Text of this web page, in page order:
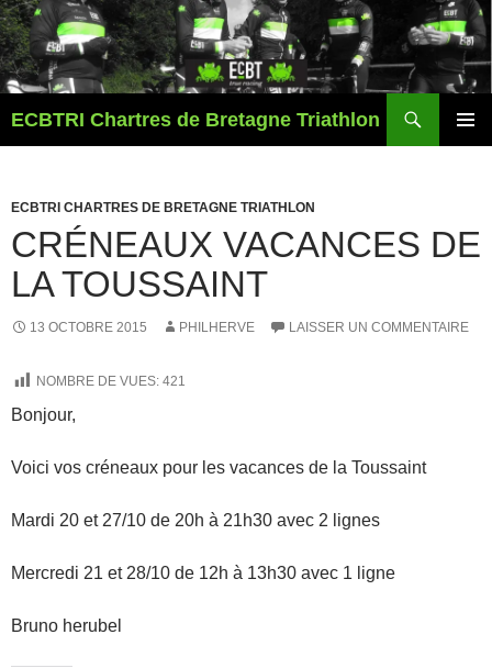
Aller
au
contenu
ECBTRI Chartres de Bretagne Triathlon
ECBTRI CHARTRES DE BRETAGNE TRIATHLON
CRÉNEAUX VACANCES DE
LA TOUSSAINT
13 OCTOBRE 2015 PHILHERVE LAISSER UN COMMENTAIRE
NOMBRE DE VUES: 421
Bonjour,
Voici vos créneaux pour les vacances de la Toussaint
Mardi 20 et 27/10 de 20h à 21h30 avec 2 lignes
Mercredi 21 et 28/10 de 12h à 13h30 avec 1 ligne
Bruno herubel